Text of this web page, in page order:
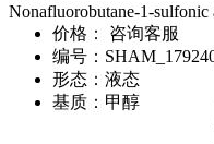
Nonafluorobutane-1-sulfonic
价格：
咨询客服
编号：
形态： 液态
基质： 甲醇